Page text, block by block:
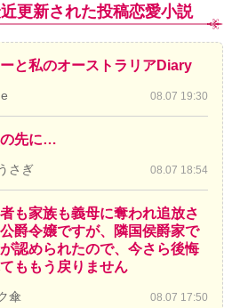
更新された投稿恋愛小説
と私のオーストラリアDiary
08.07 19:30
先に…
さぎ 08.07 18:54
も家族も義母に奪われ追放さ
爵令嬢ですが、隣国侯爵家で
認められたので、今さら後悔
ももう戻りません
傘 08.07 17:50